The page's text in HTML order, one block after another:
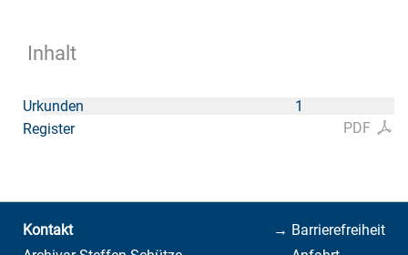
Inhalt
1
Urkunden
PDF
Register
→ Barrierefreiheit
Kontakt